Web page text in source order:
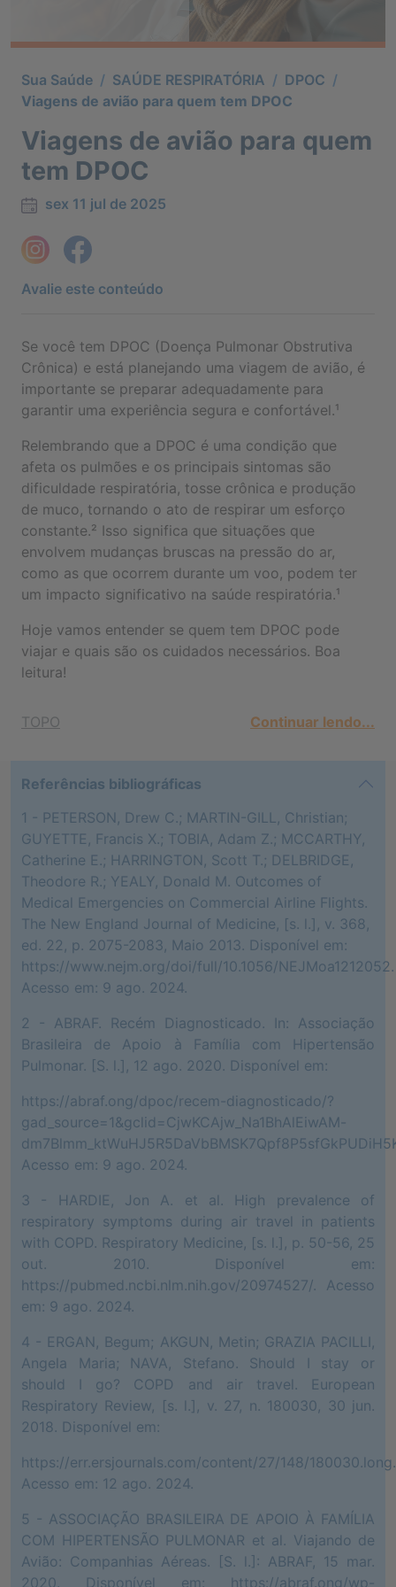
Sua Saúde / SAÚDE RESPIRATÓRIA / DPOC /
Viagens de avião para quem tem DPOC
Viagens de avião para quem
tem DPOC
sex 11 jul de 2025
Avalie este conteúdo
Se você tem DPOC (Doença Pulmonar Obstrutiva
Crônica) e está planejando uma viagem de avião, é
importante se preparar adequadamente para
garantir uma experiência segura e confortável.¹
Relembrando que a DPOC é uma condição que
afeta os pulmões e os principais sintomas são
dificuldade respiratória, tosse crônica e produção
de muco, tornando o ato de respirar um esforço
constante.² Isso significa que situações que
envolvem mudanças bruscas na pressão do ar,
como as que ocorrem durante um voo, podem ter
um impacto significativo na saúde respiratória.¹
Hoje vamos entender se quem tem DPOC pode
viajar e quais são os cuidados necessários. Boa
leitura!
TOPO Continuar lendo...
Referências bibliográficas
1 - PETERSON, Drew C.; MARTIN-GILL, Christian;
GUYETTE, Francis X.; TOBIA, Adam Z.; MCCARTHY,
Catherine E.; HARRINGTON, Scott T.; DELBRIDGE,
Theodore R.; YEALY, Donald M. Outcomes of
Medical Emergencies on Commercial Airline Flights.
The New England Journal of Medicine, [s. l.], v. 368,
ed. 22, p. 2075-2083, Maio 2013. Disponível em:
https://www.nejm.org/doi/full/10.1056/NEJMoa1212052.
Acesso em: 9 ago. 2024.
2 - ABRAF. Recém Diagnosticado. In: Associação
Brasileira de Apoio à Família com Hipertensão
Pulmonar. [S. l.], 12 ago. 2020. Disponível em:
https://abraf.ong/dpoc/recem-diagnosticado/?
gad_source=1&gclid=CjwKCAjw_Na1BhAlEiwAM-
Acesso em: 9 ago. 2024.
3 - HARDIE, Jon A. et al. High prevalence of
respiratory symptoms during air travel in patients
with COPD. Respiratory Medicine, [s. l.], p. 50-56, 25
out. 2010. Disponível em:
https://pubmed.ncbi.nlm.nih.gov/20974527/. Acesso
em: 9 ago. 2024.
4 - ERGAN, Begum; AKGUN, Metin; GRAZIA PACILLI,
Angela Maria; NAVA, Stefano. Should I stay or
should I go? COPD and air travel. European
Respiratory Review, [s. l.], v. 27, n. 180030, 30 jun.
2018. Disponível em:
https://err.ersjournals.com/content/27/148/180030.long.
Acesso em: 12 ago. 2024.
5 - ASSOCIAÇÃO BRASILEIRA DE APOIO À FAMÍLIA
COM HIPERTENSÃO PULMONAR et al. Viajando de
Avião: Companhias Aéreas. [S. l.]: ABRAF, 15 mar.
2020. Disponível em: https://abraf.ong/wp-